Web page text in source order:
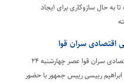
تا به حال سازوکاری برای ایجاد
سران قوا
شورای‌عالی هماهنگی اقتصادی سران قوا عصر چهارشنبه ۲۴
رییسی رییس جمهور با حضور